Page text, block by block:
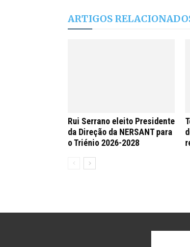
ARTIGOS
Rui Serrano eleito Presidente
da Direção da NERSANT para
o Triénio 2026-2028